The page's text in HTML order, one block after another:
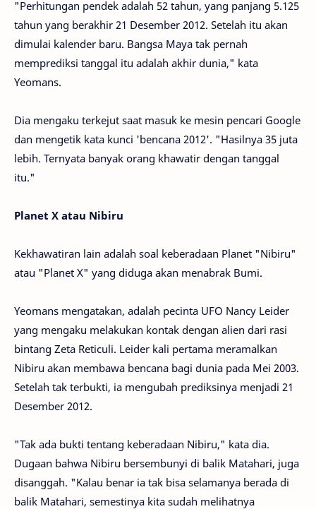
"Perhitungan pendek adalah 52 tahun, yang panjang 5.125
tahun yang berakhir 21 Desember 2012. Setelah itu akan
dimulai kalender baru. Bangsa Maya tak pernah
memprediksi tanggal itu adalah akhir dunia," kata
Yeomans.
Dia mengaku terkejut saat masuk ke mesin pencari Google
dan mengetik kata kunci 'bencana 2012'. "Hasilnya 35 juta
lebih. Ternyata banyak orang khawatir dengan tanggal
itu."
Planet X atau Nibiru
Kekhawatiran lain adalah soal keberadaan Planet "Nibiru"
atau "Planet X" yang diduga akan menabrak Bumi.
Yeomans mengatakan, adalah pecinta UFO Nancy Leider
yang mengaku melakukan kontak dengan alien dari rasi
bintang Zeta Reticuli. Leider kali pertama meramalkan
Nibiru akan membawa bencana bagi dunia pada Mei 2003.
Setelah tak terbukti, ia mengubah prediksinya menjadi 21
Desember 2012.
"Tak ada bukti tentang keberadaan Nibiru," kata dia.
Dugaan bahwa Nibiru bersembunyi di balik Matahari, juga
disanggah. "Kalau benar ia tak bisa selamanya berada di
balik Matahari, semestinya kita sudah melihatnya